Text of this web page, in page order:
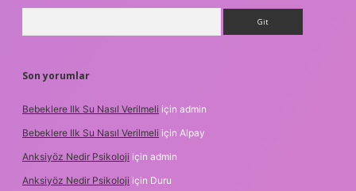
Son yorumlar
Bebeklere Ilk Su Nasıl Verilmeli için admin
Bebeklere Ilk Su Nasıl Verilmeli için Alpay
Anksiyöz Nedir Psikoloji için admin
Anksiyöz Nedir Psikoloji için Duru